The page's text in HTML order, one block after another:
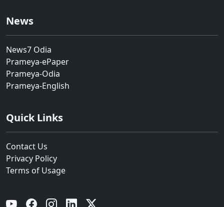
News
News7 Odia
Prameya-ePaper
Prameya-Odia
Prameya-English
Quick Links
Contact Us
Privacy Policy
Terms of Usage
YouTube Facebook Instagram Linkedin